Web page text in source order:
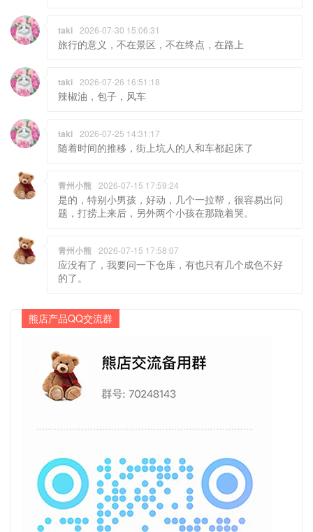
taki 2026-07-30 15:06:31
旅行的意义，不在景区，不在终点，在路上
taki 2026-07-26 16:51:18
辣椒油，包子，风车
taki 2026-07-25 14:31:17
随着时间的推移，街上坑人的人和车都起床了
青州小熊 2026-07-15 17:59:24
是的，特别小男孩，好动，几个一拉帮，很容易出问
题，打捞上来后，另外两个小孩在那跪着哭。
青州小熊 2026-07-15 17:58:07
应没有了，我要问一下仓库，有也只有几个成色不好
的了。
熊店产品QQ交流群